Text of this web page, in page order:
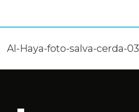
Al-Haya-foto-salva-cerda-03